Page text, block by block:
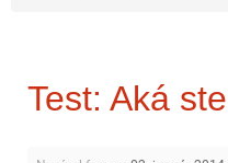
Test: Aká